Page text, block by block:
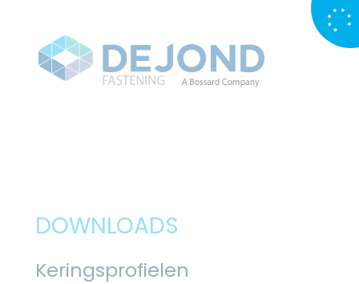
DOWNLOADS
Keringsprofielen